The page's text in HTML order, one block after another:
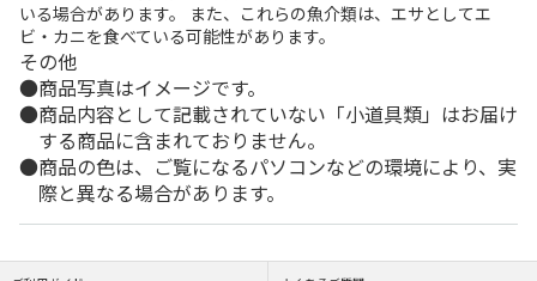
いる場合があります。 また、これらの魚介類は、エサとしてエ
ビ・カニを食べている可能性があります。
その他
商品写真はイメージです。
商品内容として記載されていない「小道具類」はお届け
する商品に含まれておりません。
商品の色は、ご覧になるパソコンなどの環境により、実
際と異なる場合があります。